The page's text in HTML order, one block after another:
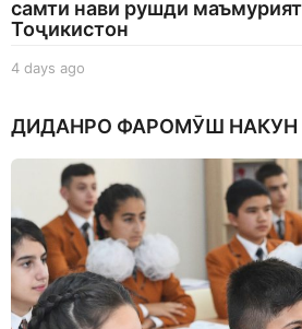
самти нави рушди
Тоҷикистон
4 days ago
y
a
g
o
ДИДАНРО ФАРОМӮШ НАКУН